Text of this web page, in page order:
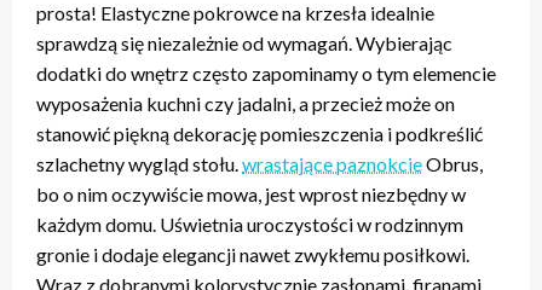
prosta! Elastyczne pokrowce na krzesła idealnie
sprawdzą się niezależnie od wymagań. Wybierając
dodatki do wnętrz często zapominamy o tym elemencie
wyposażenia kuchni czy jadalni, a przecież może on
stanowić piękną dekorację pomieszczenia i podkreślić
szlachetny wygląd stołu.wrastające paznokcieObrus,
bo o nim oczywiście mowa, jest wprost niezbędny w
każdym domu. Uświetnia uroczystości w rodzinnym
gronie i dodaje elegancji nawet zwykłemu posiłkowi.
Wraz z dobranymi kolorystycznie zasłonami, firanami